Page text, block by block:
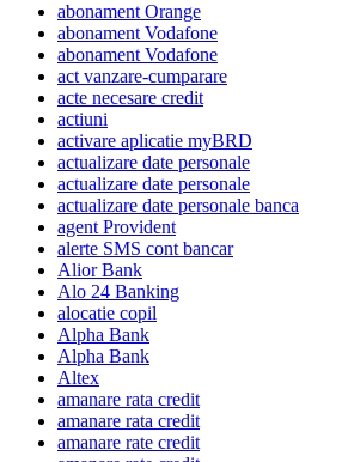
abonament Orange
abonament Vodafone
abonament Vodafone
act vanzare-cumparare
acte necesare credit
actiuni
activare aplicatie myBRD
actualizare date personale
actualizare date personale
actualizare date personale banca
agent Provident
alerte SMS cont bancar
Alior Bank
Alo 24 Banking
alocatie copil
Alpha Bank
Alpha Bank
Altex
amanare rata credit
amanare rata credit
amanare rate credit